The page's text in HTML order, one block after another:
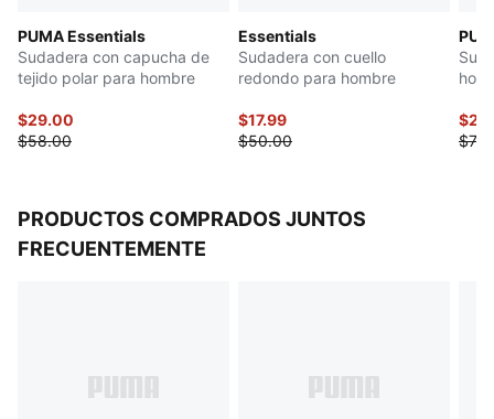
PUMA Essentials
Sudadera con capucha de
tejido polar para hombre
$29.00
$58.00
Essentials
Sudadera con cuello
redondo para hombre
$17.99
$50.00
PRODUCTOS COMPRADOS JUNTOS
FRECUENTEMENTE